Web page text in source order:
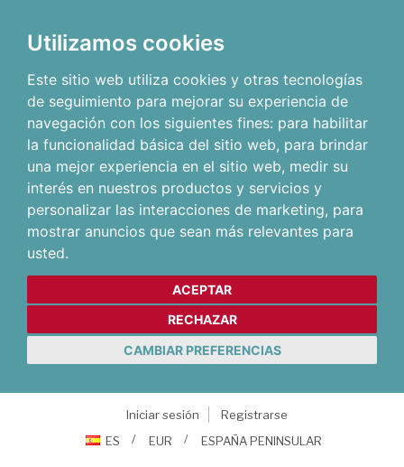
Utilizamos cookies
Este sitio web utiliza cookies y otras tecnologías
de seguimiento para mejorar su experiencia de
navegación con los siguientes fines: para habilitar
la funcionalidad básica del sitio web, para brindar
una mejor experiencia en el sitio web, medir su
interés en nuestros productos y servicios y
personalizar las interacciones de marketing, para
mostrar anuncios que sean más relevantes para
usted.
ACEPTAR
RECHAZAR
CAMBIAR PREFERENCIAS
Iniciar sesión
Registrarse
ES
EUR ESPAÑA PENINSULAR